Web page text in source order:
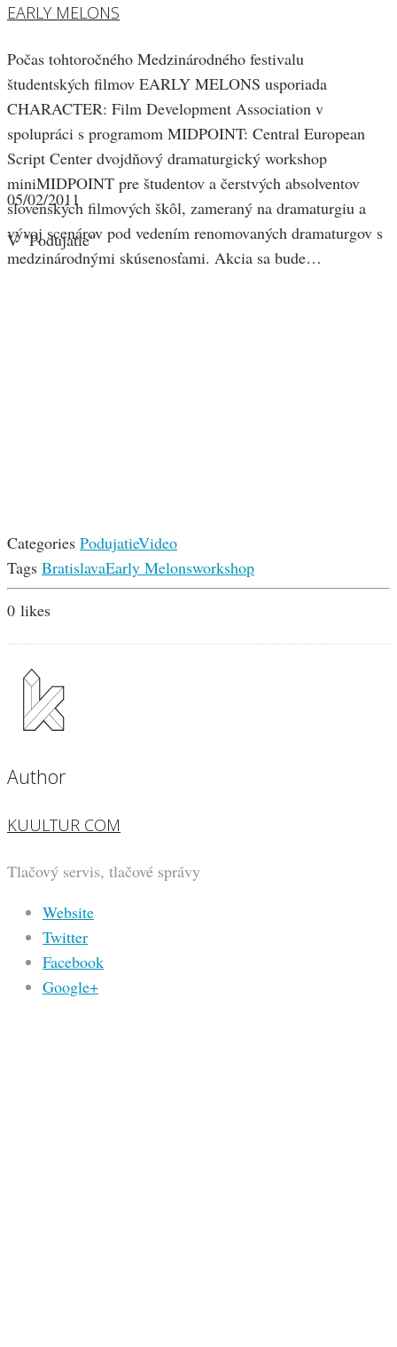
EARLY MELONS
Počas tohtoročného Medzinárodného festivalu
študentských filmov EARLY MELONS usporiada
CHARACTER: Film Development Association v
spolupráci s programom MIDPOINT: Central European
Script Center dvojdňový dramaturgický workshop
miniMIDPOINT pre študentov a čerstvých absolventov
slovenských filmových škôl, zameraný na dramaturgiu a
vývoj scenárov pod vedením renomovaných dramaturgov s
medzinárodnými skúsenosťami. Akcia sa bude…
05/02/2011
V "Podujatie"
Categories PodujatieVideo
Tags BratislavaEarly Melonsworkshop
0 likes
Author
KUULTUR COM
Tlačový servis, tlačové správy
Website
Twitter
Facebook
Google+